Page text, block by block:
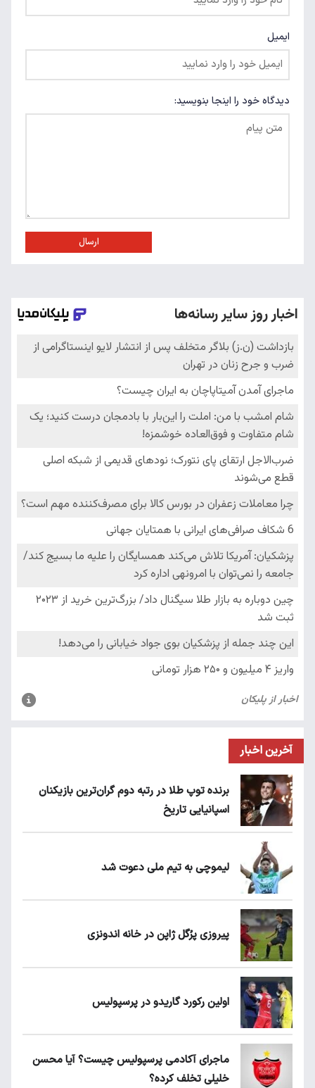
ایمیل
دیدگاه خود را اینجا بنویسید:
ارسال
آخرین اخبار
برنده توپ طلا در رتبه دوم گران‌ترین بازیکنان
اسپانیایی تاریخ
لیموچی به تیم ملی دعوت شد
پیروزی پرُگل ژاپن در خانه اندونزی
اولین رکورد گاریدو در پرسپولیس
ماجرای آکادمی پرسپولیس چیست؟ آیا محسن
خلیلی تخلف کرده؟